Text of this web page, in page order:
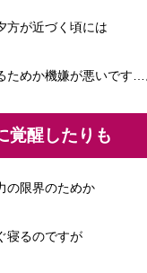
方が近づく頃には
ためか機嫌が悪いです…
覚醒したりも
の限界のためか
寝るのですが